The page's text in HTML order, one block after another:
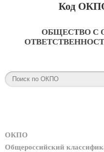
Код
ОБЩЕСТВО С
ОКПО
Общероссийский